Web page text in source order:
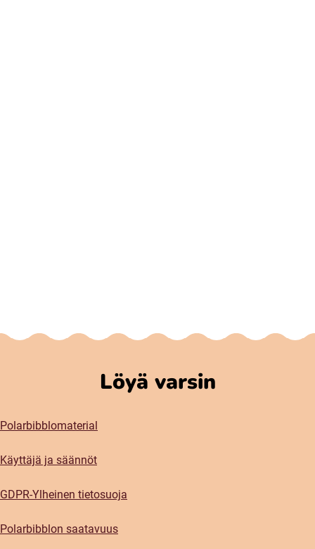
Löyä varsin
Polarbibblomaterial
Käyttäjä ja säännöt
GDPR-Ylheinen tietosuoja
Polarbibblon saatavuus